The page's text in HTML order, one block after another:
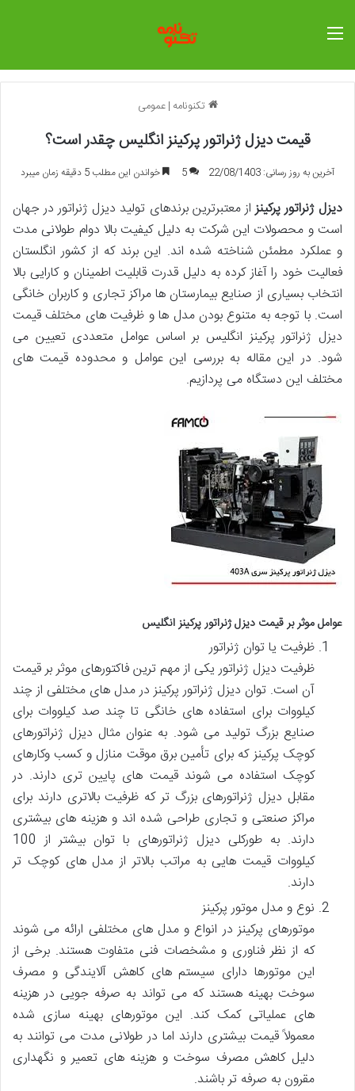
تکنونامه | عمومی
قیمت دیزل ژنراتور پرکینز انگلیس چقدر است؟
آخرین به روز رسانی: 22/08/1403 5 خواندن این مطلب 5 دقیقه زمان میبرد
دیزل ژنراتور پرکینزاز معتبرترین برندهای تولید دیزل ژنراتور در جهان
است و محصولات این شرکت به دلیل کیفیت بالا دوام طولانی مدت
و عملکرد مطمئن شناخته شده اند. این برند که از کشور انگلستان
فعالیت خود را آغاز کرده به دلیل قدرت قابلیت اطمینان و کارایی بالا
انتخاب بسیاری از صنایع بیمارستان ها مراکز تجاری و کاربران خانگی
است. با توجه به متنوع بودن مدل ها و ظرفیت های مختلف قیمت
دیزل ژنراتور پرکینز انگلیس بر اساس عوامل متعددی تعیین می
شود. در این مقاله به بررسی این عوامل و محدوده قیمت های
مختلف این دستگاه می پردازیم.
عوامل موثر بر قیمت دیزل ژنراتور پرکینز انگلیس
ظرفیت یا توان ژنراتور
ظرفیت دیزل ژنراتور یکی از مهم ترین فاکتورهای موثر بر قیمت
آن است. توان دیزل ژنراتور پرکینز در مدل های مختلفی از چند
کیلووات برای استفاده های خانگی تا چند صد کیلووات برای
صنایع بزرگ تولید می شود. به عنوان مثال دیزل ژنراتورهای
کوچک پرکینز که برای تأمین برق موقت منازل و کسب وکارهای
کوچک استفاده می شوند قیمت های پایین تری دارند. در
مقابل دیزل ژنراتورهای بزرگ تر که ظرفیت بالاتری دارند برای
مراکز صنعتی و تجاری طراحی شده اند و هزینه های بیشتری
دارند. به طورکلی دیزل ژنراتورهای با توان بیشتر از 100
کیلووات قیمت هایی به مراتب بالاتر از مدل های کوچک تر
دارند.
نوع و مدل موتور پرکینز
موتورهای پرکینز در انواع و مدل های مختلفی ارائه می شوند
که از نظر فناوری و مشخصات فنی متفاوت هستند. برخی از
این موتورها دارای سیستم های کاهش آلایندگی و مصرف
سوخت بهینه هستند که می تواند به صرفه جویی در هزینه
های عملیاتی کمک کند. این موتورهای بهینه سازی شده
معمولاً قیمت بیشتری دارند اما در طولانی مدت می توانند به
دلیل کاهش مصرف سوخت و هزینه های تعمیر و نگهداری
مقرون به صرفه تر باشند.